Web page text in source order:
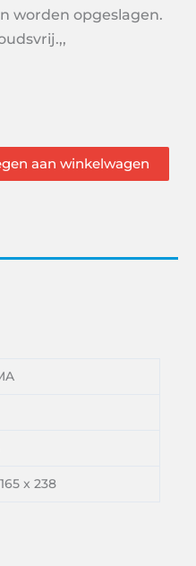
worden opgeslagen.
aan winkelwagen
x 238